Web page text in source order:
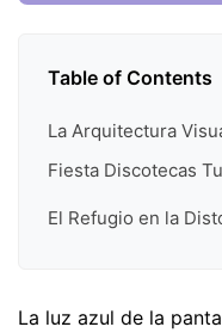
Table of Contents
La Arquitectura
Fiesta Discotecas
El Refugio en la
La luz azul de la